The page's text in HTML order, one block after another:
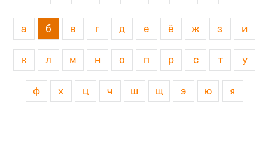
а б в г д е ё ж з и
к л м н о п р с т у
ф х ц ч ш щ э ю я